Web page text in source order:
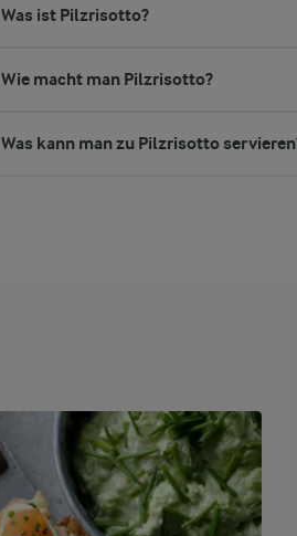
Was ist Pilzrisotto?
Wie macht man Pilzrisotto?
Was kann man zu Pilzrisotto